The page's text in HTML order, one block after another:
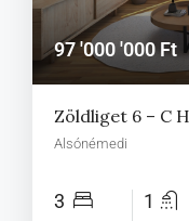
97 '000 '000 Ft
Alsónémedi
3 1